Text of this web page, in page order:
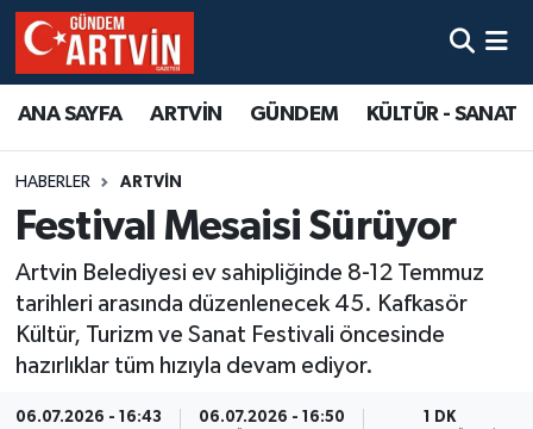
ANA SAYFA ARTVİN GÜNDEM KÜLTÜR - SANAT
HABERLER ARTVİN
Festival Mesaisi Sürüyor
Artvin Belediyesi ev sahipliğinde 8-12 Temmuz
tarihleri arasında düzenlenecek 45. Kafkasör
Kültür, Turizm ve Sanat Festivali öncesinde
hazırlıklar tüm hızıyla devam ediyor.
06.07.2026 - 16:43 06.07.2026 - 16:50 1 DK